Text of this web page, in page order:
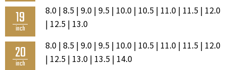
19
inch
8.0 | 8.5 | 9.0 | 9.5 | 10.0 | 10.5 | 11.0 | 11.5 | 12.0
| 12.5 | 13.0
20
inch
8.0 | 8.5 | 9.0 | 9.5 | 10.0 | 10.5 | 11.0 | 11.5 | 12.0
| 12.5 | 13.0 | 13.5 | 14.0